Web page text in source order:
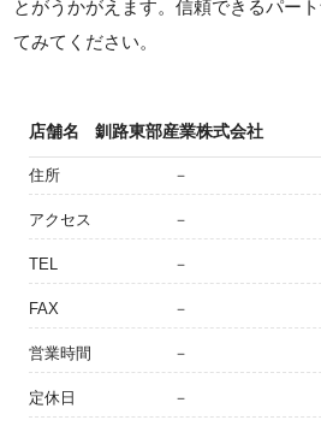
とがうかがえます。信頼できるパー
てみてください。
店舗名 釧路東部産業株式会社
住所 －
アクセス －
TEL －
FAX －
営業時間 －
定休日 －